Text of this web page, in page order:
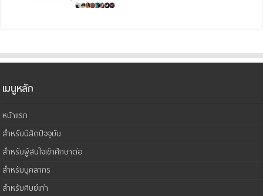
เมนูหลัก
หน้าแรก
สำหรับนิสิตปัจจุบัน
สำหรับผู้สนใจเข้าศึกษาต่อ
สำหรับบุคลากร
สำหรับศิษย์เก่า